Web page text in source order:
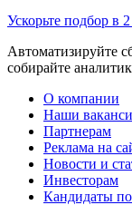
Ускорьте подбор в
Автоматизируйте
собирайте
О компании
Наши
Партнерам
Реклама на
Новости и
Инвесторам
Кандидаты